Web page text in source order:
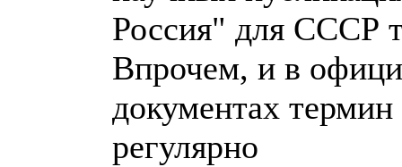
Россия" для СССР
Впрочем, и в
документах
регулярно